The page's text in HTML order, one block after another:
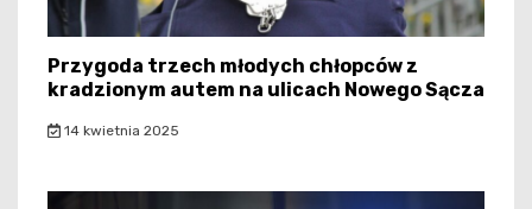
Przygoda trzech młodych chłopców z
kradzionym autem na ulicach Nowego Sącza
14 kwietnia 2025